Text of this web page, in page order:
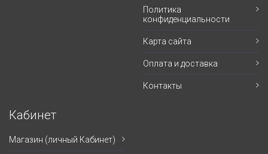
Политика
конфиденциальности
Карта сайта
Оплата и доставка
Контакты
Кабинет
Магазин (личный Кабинет)